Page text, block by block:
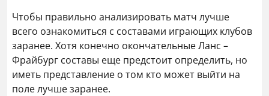
Чтобы правильно анализировать матч лучше
всего ознакомиться с составами играющих клубов
заранее. Хотя конечно окончательные Ланс –
Фрайбург составы еще предстоит определить, но
иметь представление о том кто может выйти на
поле лучше заранее.